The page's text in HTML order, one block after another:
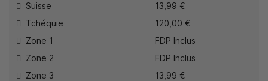
Suisse
13,99 €
Tchéquie
120,00 €
Zone 1
FDP Inclus
Zone 2
FDP Inclus
Zone 3
13,99 €